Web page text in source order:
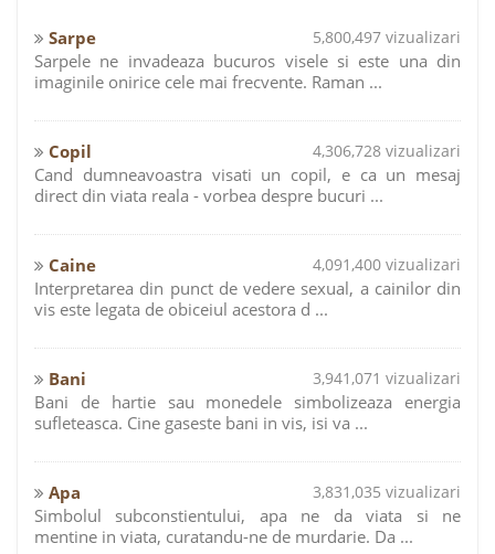
Sarpe 5,800,497 vizualizari
Sarpele ne invadeaza bucuros visele si este una din
imaginile onirice cele mai frecvente. Raman ...
Copil 4,306,728 vizualizari
Cand dumneavoastra visati un copil, e ca un mesaj
direct din viata reala - vorbea despre bucuri ...
Caine 4,091,400 vizualizari
Interpretarea din punct de vedere sexual, a cainilor din
vis este legata de obiceiul acestora d ...
Bani 3,941,071 vizualizari
Bani de hartie sau monedele simbolizeaza energia
sufleteasca. Cine gaseste bani in vis, isi va ...
Apa 3,831,035 vizualizari
Simbolul subconstientului, apa ne da viata si ne
mentine in viata, curatandu-ne de murdarie. Da ...